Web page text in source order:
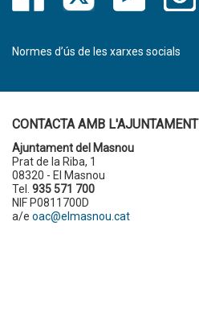
Normes d’ús de les xarxes socials
CONTACTA AMB L'AJUNTAMENT
Ajuntament del Masnou
Prat de la Riba, 1
08320 - El Masnou
Tel. 935 571 700
NIF P0811700D
a/e oac@elmasnou.cat